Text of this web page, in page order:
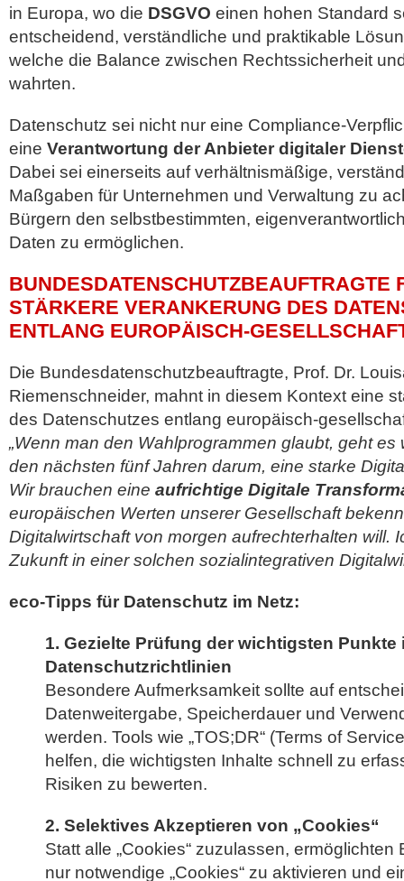
in Europa, wo die DSGVO einen hohen Standard
entscheidend, verständliche und praktikable
welche die Balance zwischen Rechtssicherheit
wahrten.
Datenschutz sei nicht nur eine Compliance-
eine Verantwortung der Anbieter digitaler
Dabei sei einerseits auf verhältnismäßige,
Maßgaben für Unternehmen und Verwaltung zu
Bürgern den selbstbestimmten,
Daten zu ermöglichen.
BUNDESDATENSCHUTZBEAUFTRAGTE
STÄRKERE VERANKERUNG DES
ENTLANG EUROPÄISCH-
Die Bundesdatenschutzbeauftragte, Prof. Dr.
Riemenschneider, mahnt in diesem Kontext eine
des Datenschutzes entlang europäisch-
„Wenn man den Wahlprogrammen glaubt, geht es
den nächsten fünf Jahren darum, eine starke
Wir brauchen eine aufrichtige Digitale
europäischen Werten unserer Gesellschaft
Digitalwirtschaft von morgen aufrechterhalten will.
Zukunft in einer solchen sozialintegrativen
eco-Tipps für Datenschutz im Netz:
1. Gezielte Prüfung der wichtigsten Punkte
Datenschutzrichtlinien
Besondere Aufmerksamkeit sollte auf
Datenweitergabe, Speicherdauer und
werden. Tools wie „TOS;DR“ (Terms of
helfen, die wichtigsten Inhalte schnell zu
Risiken zu bewerten.
2. Selektives Akzeptieren von „Cookies“
Statt alle „Cookies“ zuzulassen,
nur notwendige „Cookies“ zu aktivieren und